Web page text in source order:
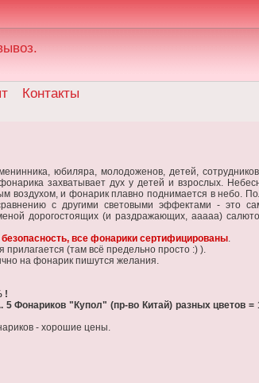
Контакты
юбиляра, молодоженов, детей,
захватывает дух у детей и взрослых.
воздухом, и фонарик плавно поднимается в небо.
с другими световыми эффектами - это
дорогостоящих (и раздражающих, ааааа)
все фонарики сертифицированы.
(там всё предельно просто :) ).
на фонарик пишутся желания.
!
5 Фонариков "Купол"(пр-во Китай) разных цветов =
- хорошие цены.